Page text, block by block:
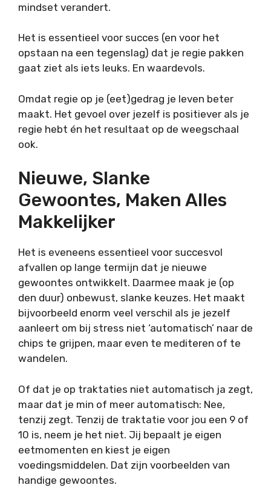
mindset verandert.
Het is essentieel voor succes (en voor het
opstaan na een tegenslag) dat je regie pakken
gaat ziet als iets leuks. En waardevols.
Omdat regie op je (eet)gedrag je leven beter
maakt. Het gevoel over jezelf is positiever als je
regie hebt én het resultaat op de weegschaal
ook.
Nieuwe, Slanke
Gewoontes, Maken Alles
Makkelijker
Het is eveneens essentieel voor succesvol
afvallen op lange termijn dat je nieuwe
gewoontes ontwikkelt. Daarmee maak je (op
den duur) onbewust, slanke keuzes. Het maakt
bijvoorbeeld enorm veel verschil als je jezelf
aanleert om bij stress niet ‘automatisch’ naar de
chips te grijpen, maar even te mediteren of te
wandelen.
Of dat je op traktaties niet automatisch ja zegt,
maar dat je min of meer automatisch: Nee,
tenzij zegt. Tenzij de traktatie voor jou een 9 of
10 is, neem je het niet. Jij bepaalt je eigen
eetmomenten en kiest je eigen
voedingsmiddelen. Dat zijn voorbeelden van
handige gewoontes.